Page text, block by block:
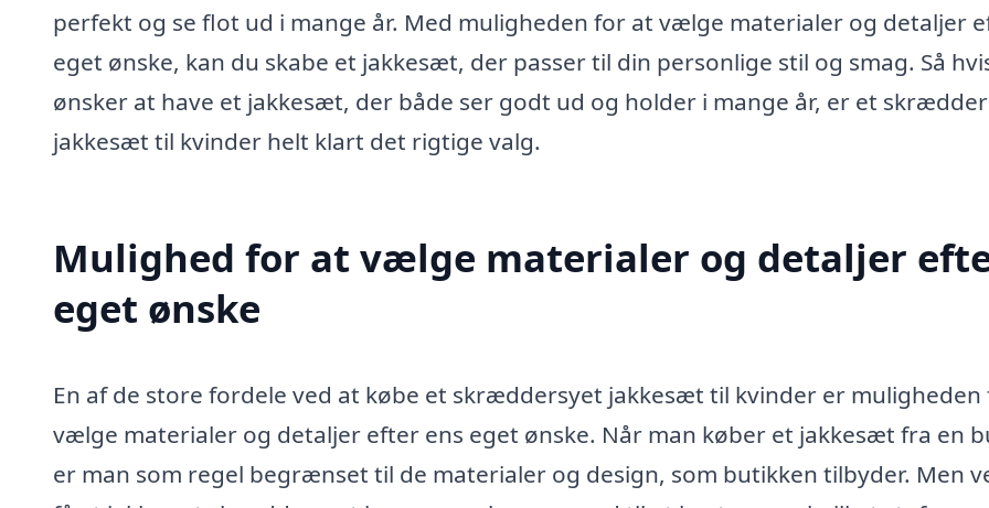
perfekt og se flot ud i mange år. Med muligheden for at vælge materialer og detaljer
eget ønske, kan du skabe et jakkesæt, der passer til din personlige stil og smag. Så
ønsker at have et jakkesæt, der både ser godt ud og holder i mange år, er et
jakkesæt til kvinder helt klart det rigtige valg.
Mulighed for at vælge materialer og detaljer
eget ønske
En af de store fordele ved at købe et skræddersyet jakkesæt til kvinder er muligheden
vælge materialer og detaljer efter ens eget ønske. Når man køber et jakkesæt fra en
er man som regel begrænset til de materialer og design, som butikken tilbyder. Men